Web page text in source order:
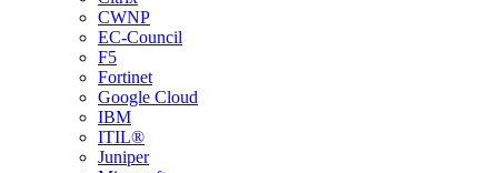
CWNP
EC-Council
F5
Fortinet
Google Cloud
IBM
ITIL®
Juniper